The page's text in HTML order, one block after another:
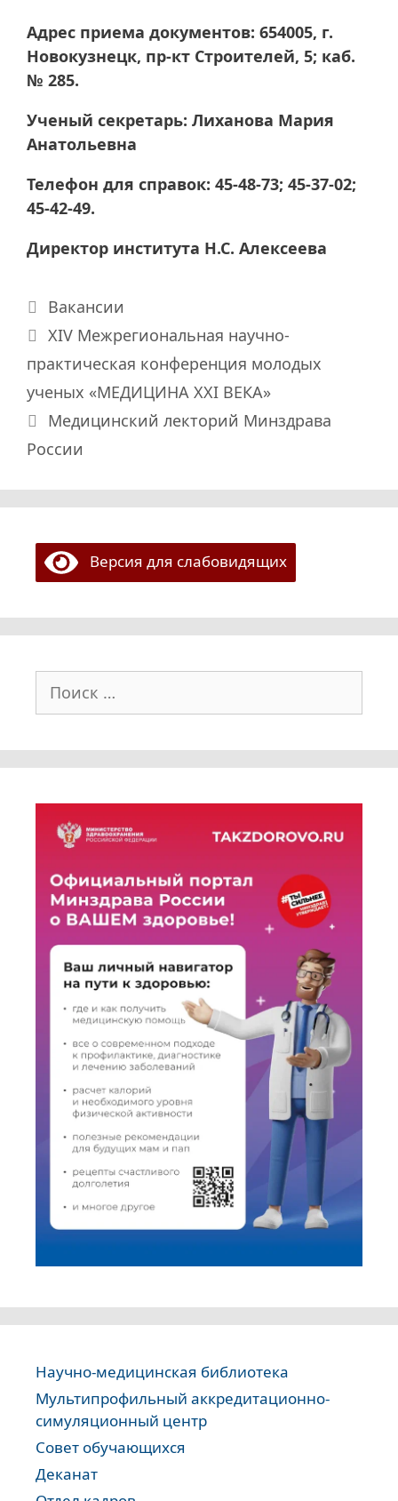
Адрес приема документов: 654005, г.
Новокузнецк, пр-кт Строителей, 5; каб.
№ 285.
Ученый секретарь: Лиханова Мария
Анатольевна
Телефон для справок: 45-48-73; 45-37-02;
45-42-49.
Директор института Н.С. Алексеева
Рубрики
Вакансии
XIV Межрегиональная научно-
практическая конференция молодых
ученых «МЕДИЦИНА ХХI ВЕКА»
Медицинский лекторий Минздрава
России
Версия для слабовидящих
Научно-медицинская библиотека
Мультипрофильный аккредитационно-
симуляционный центр
Совет обучающихся
Деканат